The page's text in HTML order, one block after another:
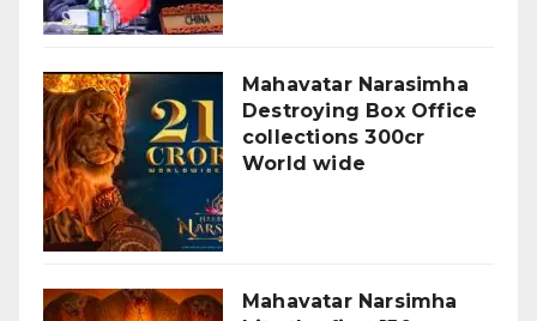
Mahavatar Narasimha
Destroying Box Office
collections 300cr
World wide
Mahavatar Narsimha